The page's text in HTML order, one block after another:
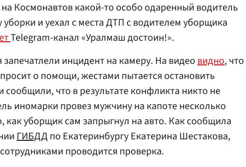
Космонавтов какой-то особо одаренный водитель
и уехал с места ДТП с водителем уборщика
Telegram-канал «Уралмаш достоин!».
инцидент на камеру. На видеовидно, что
о помощи, жестами пытается остановить
что в результате конфликта никто не
иномарки провез мужчину на капоте несколько
как уборщик сам запрыгнул на авто. Как сообщила
ГИБДДпо Екатеринбургу Екатерина Шестакова,
проводится проверка.